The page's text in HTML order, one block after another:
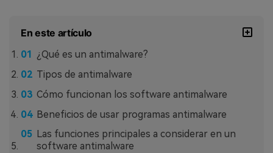
En este artículo
¿Qué es un antimalware?
Tipos de antimalware
Cómo funcionan los software antimalware
Beneficios de usar programas antimalware
Las funciones principales a considerar en un
software antimalware